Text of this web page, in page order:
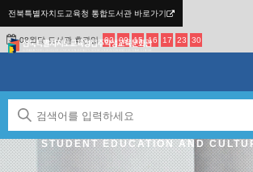
전북특별자치도교육청 통합도서관 바로가기
08월달 도서관 휴관일 02 09 15 16 17 23 30
JEONBUK STATE OFFICE OF
STUDENT EDUCATION AND